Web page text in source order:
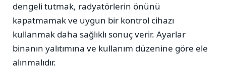
dengeli tutmak, radyatörlerin önünü
kapatmamak ve uygun bir kontrol cihazı
kullanmak daha sağlıklı sonuç verir. Ayarlar
binanın yalıtımına ve kullanım düzenine göre ele
alınmalıdır.